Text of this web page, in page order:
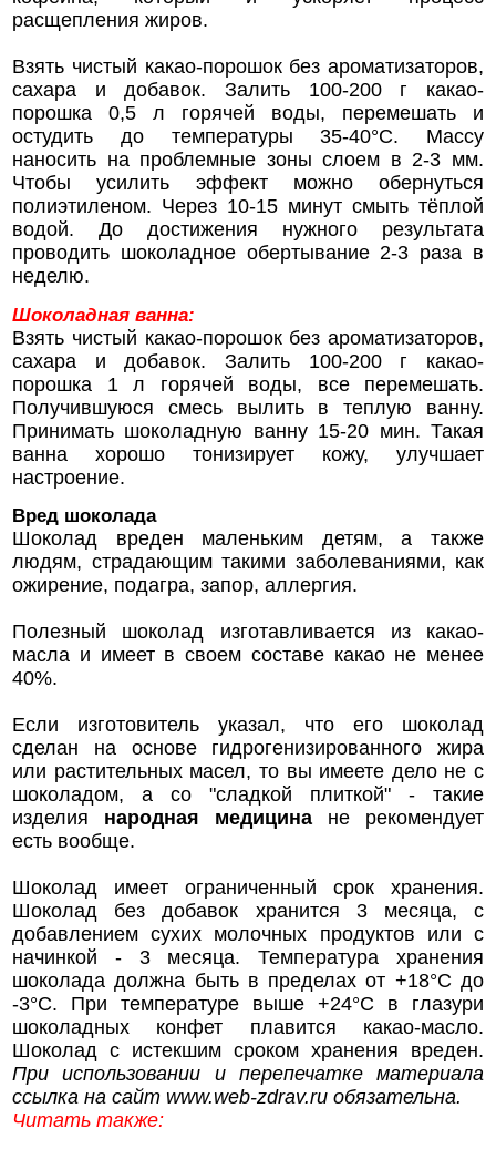
расщепления жиров.
Взять чистый какао-порошок без ароматизаторов,
сахара и добавок. Залить 100-200 г какао-
порошка 0,5 л горячей воды, перемешать и
остудить до температуры 35-40°С. Массу
наносить на проблемные зоны слоем в 2-3 мм.
Чтобы усилить эффект можно обернуться
полиэтиленом. Через 10-15 минут смыть тёплой
водой. До достижения нужного результата
проводить шоколадное обертывание 2-3 раза в
неделю.
Шоколадная ванна:
Взять чистый какао-порошок без ароматизаторов,
сахара и добавок. Залить 100-200 г какао-
порошка 1 л горячей воды, все перемешать.
Получившуюся смесь вылить в теплую ванну.
Принимать шоколадную ванну 15-20 мин. Такая
ванна хорошо тонизирует кожу, улучшает
настроение.
Вред шоколада
Шоколад вреден маленьким детям, а также
людям, страдающим такими заболеваниями, как
ожирение, подагра, запор, аллергия.
Полезный шоколад изготавливается из какао-
масла и имеет в своем составе какао не менее
40%.
Если изготовитель указал, что его шоколад
сделан на основе гидрогенизированного жира
или растительных масел, то вы имеете дело не с
шоколадом, а со "сладкой плиткой" - такие
изделия народная медицина не рекомендует
есть вообще.
Шоколад имеет ограниченный срок хранения.
Шоколад без добавок хранится 3 месяца, с
добавлением сухих молочных продуктов или с
начинкой - 3 месяца. Температура хранения
шоколада должна быть в пределах от +18°С до
-3°С. При температуре выше +24°С в глазури
шоколадных конфет плавится какао-масло.
Шоколад с истекшим сроком хранения вреден.
При использовании и перепечатке материала
ссылка на сайт www.web-zdrav.ru обязательна.
Читать также: